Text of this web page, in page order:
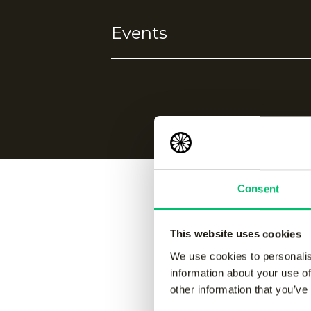
Consent
This website uses cookies
We use cookies to
information about your use
other information that
Events
Jaipur women performance
Jaipur